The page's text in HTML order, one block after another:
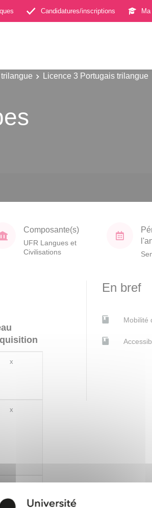
Candidatures/inscriptions Ma
Licence 3 Portugais trilangue
Composante(s)
UFR Langues et
Civilisations
x
x
En bref
Mobilité